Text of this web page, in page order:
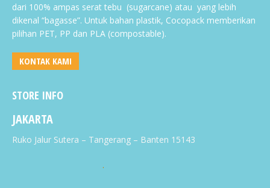
dari 100% ampas serat tebu (sugarcane) atau yang lebih
dikenal “bagasse”. Untuk bahan plastik, Cocopack memberikan
pilihan PET, PP dan PLA (compostable).
KONTAK KAMI
STORE INFO
JAKARTA
Ruko Jalur Sutera – Tangerang – Banten 15143
.